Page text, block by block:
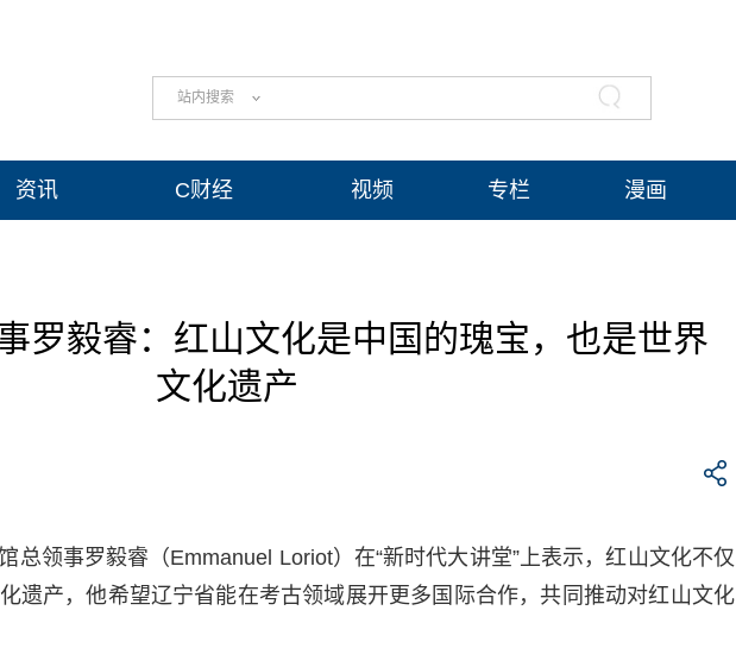
站内搜索
资讯 C财经 视频 专栏 漫画
罗毅睿：红山文化是中国的瑰宝，也是世界
文化遗产
总领事罗毅睿（Emmanuel Loriot）在“新时代大讲堂”上表示，红山文化不仅
遗产，他希望辽宁省能在考古领域展开更多国际合作，共同推动对红山文化